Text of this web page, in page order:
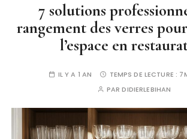
7 solutions
rangement des verres
l’espace en
IL Y A 1 AN TEMPS DE LECTURE :
PARDIDIERLEBIHAN